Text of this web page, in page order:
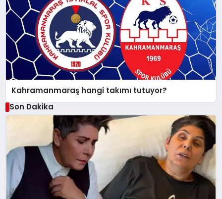
Kahramanmaraş hangi takımı tutuyor?
Son Dakika